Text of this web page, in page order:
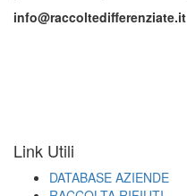
info@raccoltedifferenziate.it
Link Utili
DATABASE AZIENDE